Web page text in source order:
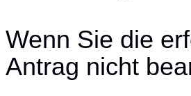
Wenn Sie die
Antrag nicht